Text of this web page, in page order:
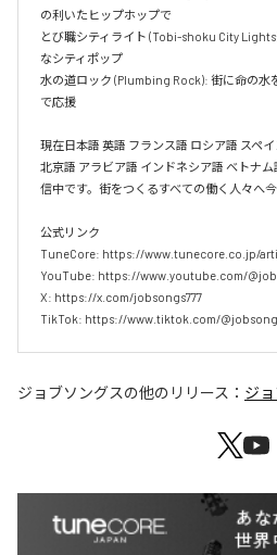
の利いたヒップホップで
とび職シティライト (Tobi-shoku City
なシティポップ
水の道ロック (Plumbing Rock): 街に命の水
で応援
現在日本語 英語 フランス語 ロシア語 スペ
北京語 アラビア語 インドネシア語 ベトナ
信中です。街をつくるすべての働く人々へ
公式リンク
TuneCore: https://www.tunecore.co.jp/
YouTube: https://www.youtube.com/
X: https://x.com/jobsongs777
TikTok: https://www.tiktok.com/
ジョブソングスの他のリリース： ジ